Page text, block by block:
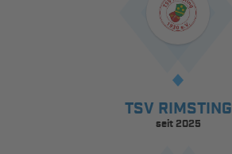
TSV RIMSTING
seit 2025